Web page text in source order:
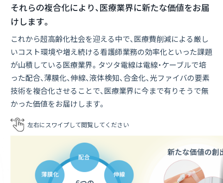
それらの複合化により、医療業界に新たな価値をお届
けします。
これから超高齢化社会を迎える中で、医療費削減による厳し
いコスト環境や増え続ける看護師業務の効率化といった課題
が山積している医療業界。タツタ電線は電線・ケーブルで培
った配合、薄膜化、伸線、液体検知、合金化、光ファイバの要素
技術を複合化させることで、医療業界に今まで有りそうで無
かった価値をお届けします。